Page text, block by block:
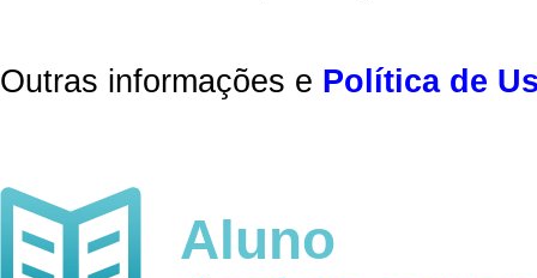
Outras informações e Política de
Aluno